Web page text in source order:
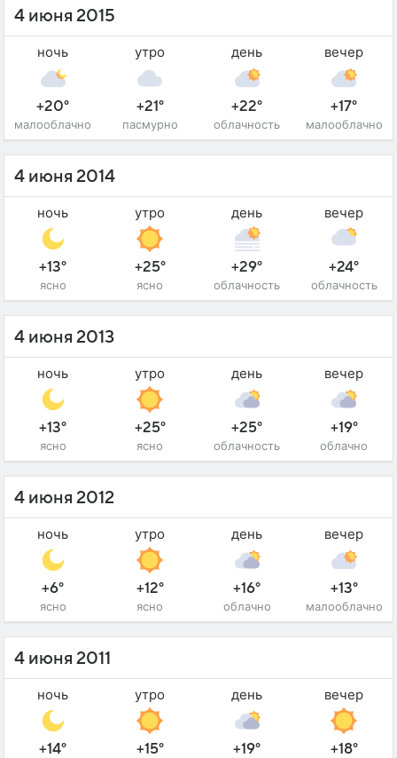
4 июня 2015
ночь
+20°
малооблачно
утро
+21°
пасмурно
день
+22°
облачность
вечер
+17°
малооблачно
4 июня 2014
ночь
+13°
ясно
утро
+25°
ясно
день
+29°
облачность
вечер
+24°
облачность
4 июня 2013
ночь
+13°
ясно
утро
+25°
ясно
день
+25°
облачность
вечер
+19°
облачно
4 июня 2012
ночь
+6°
ясно
утро
+12°
ясно
день
+16°
облачно
вечер
+13°
малооблачно
4 июня 2011
ночь
+14°
утро
+15°
день
+19°
вечер
+18°